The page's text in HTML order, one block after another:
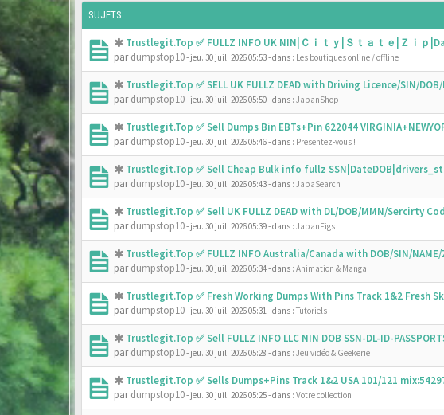
SUJETS
Trustlegit.Top ✅ FULLZ INFO UK NIN|Ｃｉｔｙ|Ｓｔａｔｅ|Ｚｉｐ
pardumpstop10- jeu. 30 juil. 2026 05:53- dans : Les boutiques online / offline
Trustlegit.Top ✅ SELL UK FULLZ DEAD with Driving Licence/SIN/
pardumpstop10- jeu. 30 juil. 2026 05:50- dans : JapanShop
Trustlegit.Top ✅ Sell Dumps Bin EBTs+Pin 622044
pardumpstop10- jeu. 30 juil. 2026 05:46- dans : Presentez-vous !
Trustlegit.Top ✅ Sell Cheap Bulk info fullz
pardumpstop10- jeu. 30 juil. 2026 05:43- dans : JapaSearch
Trustlegit.Top ✅ Sell UK FULLZ DEAD with DL/DOB/MMN/Sercirty
pardumpstop10- jeu. 30 juil. 2026 05:39- dans : JapanFigs
Trustlegit.Top ✅ FULLZ INFO Australia/Canada with DOB/SIN/
pardumpstop10- jeu. 30 juil. 2026 05:34- dans : Animation & Manga
Trustlegit.Top ✅ Fresh Working Dumps With Pins Track 1&2 Fresh
pardumpstop10- jeu. 30 juil. 2026 05:31- dans : Tutoriels
Trustlegit.Top ✅ Sell FULLZ INFO LLC NIN DOB SSN-DL-ID-
pardumpstop10- jeu. 30 juil. 2026 05:28 - dans : Jeu vidéo & Geekerie
Trustlegit.Top ✅ Sells Dumps+Pins Track 1&2 USA 101/121
pardumpstop10- jeu. 30 juil. 2026 05:25- dans : Votre collection